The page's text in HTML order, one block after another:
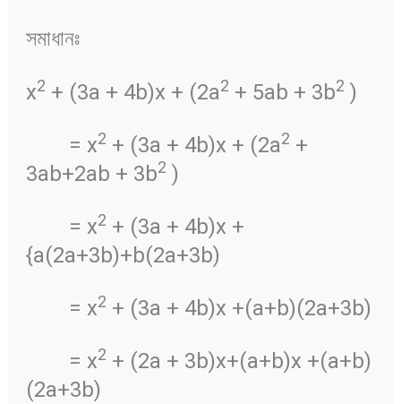
সমাধানঃ
x2 + (3a + 4b)x + (2a2 + 5ab + 3b2 )
= x2 + (3a + 4b)x + (2a2 +
3ab+2ab + 3b2 )
= x2 + (3a + 4b)x +
{a(2a+3b)+b(2a+3b)
= x2 + (3a + 4b)x +(a+b)(2a+3b)
= x2 + (2a + 3b)x+(a+b)x +(a+b)
(2a+3b)